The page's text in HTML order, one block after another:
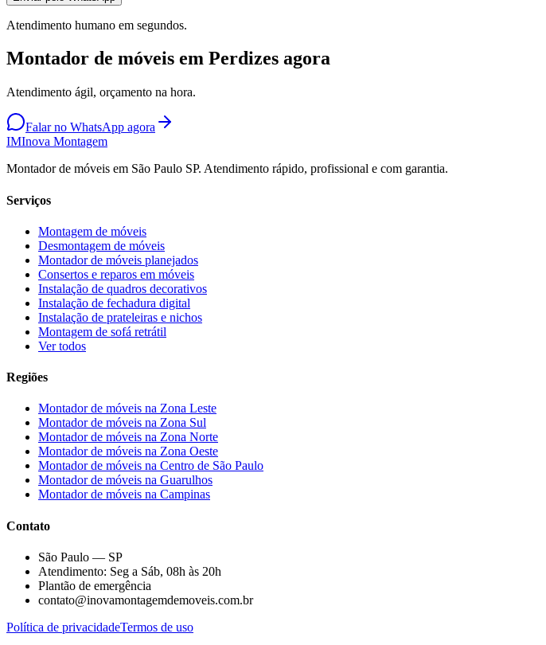
Atendimento humano em segundos.
Montador de móveis em Perdizes agora
Atendimento ágil, orçamento na hora.
Falar no WhatsApp agora
IMInova Montagem
Montador de móveis em São Paulo SP. Atendimento rápido, profissional e com garantia.
Serviços
Montagem de móveis
Desmontagem de móveis
Montador de móveis planejados
Consertos e reparos em móveis
Instalação de quadros decorativos
Instalação de fechadura digital
Instalação de prateleiras e nichos
Montagem de sofá retrátil
Ver todos
Regiões
Montador de móveis na Zona Leste
Montador de móveis na Zona Sul
Montador de móveis na Zona Norte
Montador de móveis na Zona Oeste
Montador de móveis na Centro de São Paulo
Montador de móveis na Guarulhos
Montador de móveis na Campinas
Contato
São Paulo — SP
Atendimento: Seg a Sáb, 08h às 20h
Plantão de emergência
contato@inovamontagemdemoveis.com.br
Política de privacidadeTermos de uso